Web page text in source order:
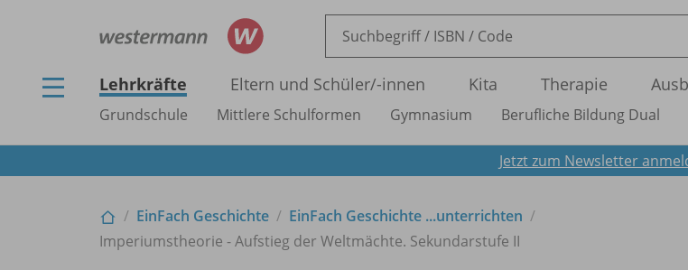
Lehrkräfte Eltern und Schüler/-innen Kita Therapie
Grundschule Mittlere Schulformen Gymnasium Berufliche Bildung Dual
Jetzt zum Newsletter
EinFach Geschichte
EinFach Geschichte ...unterrichten
Imperiumstheorie - Aufstieg der Weltmächte. Sekundarstufe II